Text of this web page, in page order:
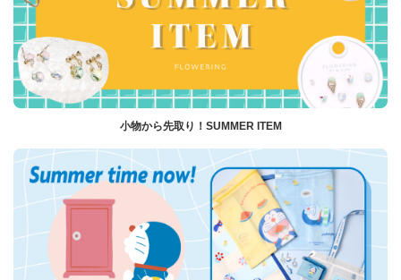
小物から先取り！SUMMER ITEM